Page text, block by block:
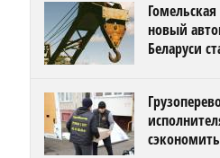
новый
Беларуси
сэкономить